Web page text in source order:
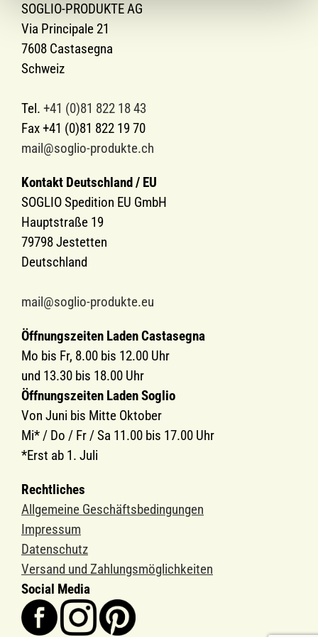
SOGLIO-PRODUKTE AG
Via Principale 21
7608 Castasegna
Schweiz
Tel. +41 (0)81 822 18 43
Fax +41 (0)81 822 19 70
mail@soglio-produkte.ch
Kontakt Deutschland / EU
SOGLIO Spedition EU GmbH
Hauptstraße 19
79798 Jestetten
Deutschland
mail@soglio-produkte.eu
Öffnungszeiten Laden Castasegna
Mo bis Fr, 8.00 bis 12.00 Uhr
und 13.30 bis 18.00 Uhr
Öffnungszeiten Laden Soglio
Von Juni bis Mitte Oktober
Mi* / Do / Fr / Sa 11.00 bis 17.00 Uhr
*Erst ab 1. Juli
Rechtliches
Allgemeine Geschäftsbedingungen
Impressum
Datenschutz
Versand und Zahlungsmöglichkeiten
Social Media